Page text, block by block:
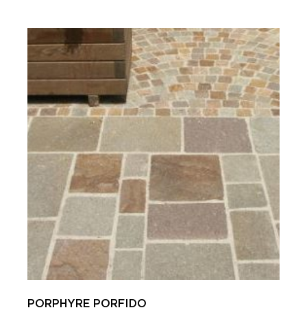
PORPHYRE PORFIDO